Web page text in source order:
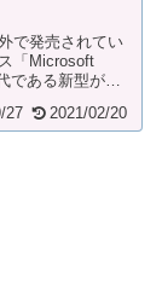
で発売されてい
「Microsoft
である新型が発
27 2021/02/20